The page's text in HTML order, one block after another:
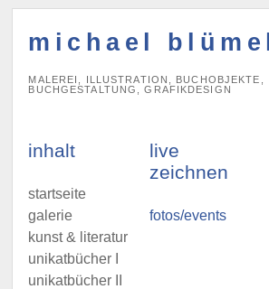
michael
MALEREI, ILLUSTRATION, BUCHOBJEKTE,
BUCHGESTALTUNG, GRAFIKDESIGN
inhalt
startseite
galerie
kunst & literatur
unikatbücher I
unikatbücher II
live
zeichnen
fotos/events